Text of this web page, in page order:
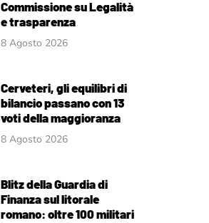
Commissione su Legalità
e trasparenza
8 Agosto 2026
Cerveteri, gli equilibri di
bilancio passano con 13
voti della maggioranza
8 Agosto 2026
Blitz della Guardia di
Finanza sul litorale
romano: oltre 100 militari